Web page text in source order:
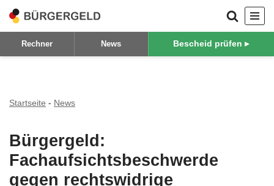
Zum
Inhalt
Rechner News Bescheid prüfen ▸
Startseite - News
Bürgergeld:
Fachaufsichtsbeschwerde
gegen rechtswidrige